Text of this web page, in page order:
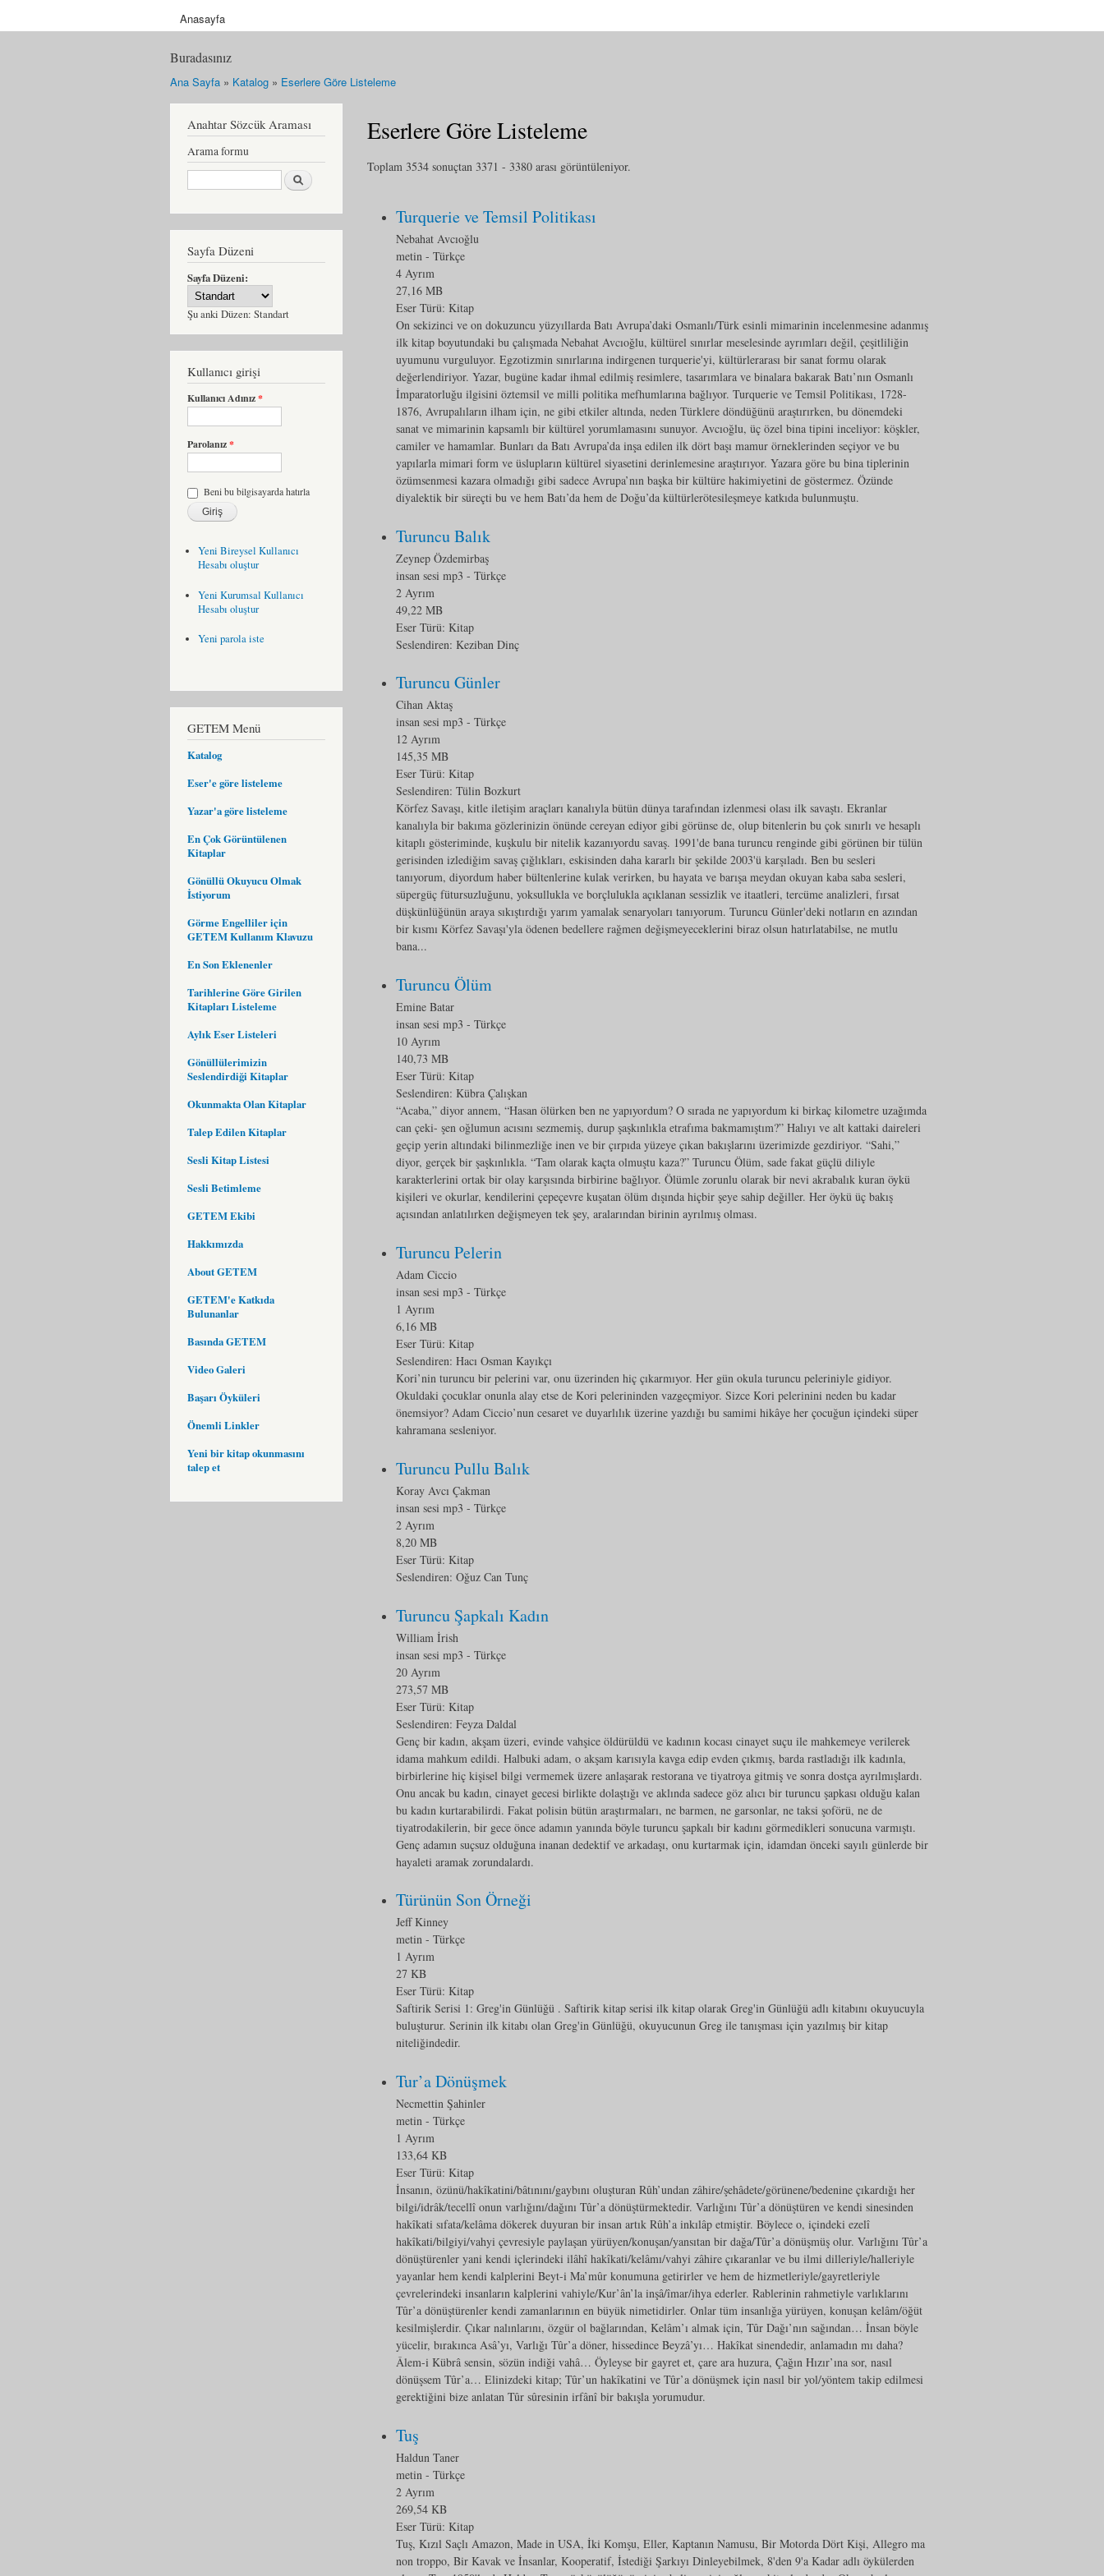
Anasayfa
Buradasınız
Ana Sayfa » Katalog » Eserlere Göre Listeleme
Anahtar Sözcük Araması
Arama formu
Ara
Sayfa Düzeni
Sayfa Düzeni:
Şu anki Düzen: Standart
Kullanıcı girişi
Kullanıcı Adınız*
Parolanız*
Beni bu bilgisayarda hatırla
Yeni Bireysel Kullanıcı
Hesabı oluştur
Yeni Kurumsal Kullanıcı
Hesabı oluştur
Yeni parola iste
GETEM Menü
Katalog
Eser'e göre listeleme
Yazar'a göre listeleme
En Çok Görüntülenen
Kitaplar
Gönüllü Okuyucu Olmak
İstiyorum
Görme Engelliler için
GETEM Kullanım Klavuzu
En Son Eklenenler
Tarihlerine Göre Girilen
Kitapları Listeleme
Aylık Eser Listeleri
Gönüllülerimizin
Seslendirdiği Kitaplar
Okunmakta Olan Kitaplar
Talep Edilen Kitaplar
Sesli Kitap Listesi
Sesli Betimleme
GETEM Ekibi
Hakkımızda
About GETEM
GETEM'e Katkıda
Bulunanlar
Basında GETEM
Video Galeri
Başarı Öyküleri
Önemli Linkler
Yeni bir kitap okunmasını
talep et
Eserlere Göre Listeleme
Toplam 3534 sonuçtan 3371 - 3380 arası görüntüleniyor.
Turquerie ve Temsil Politikası
Nebahat Avcıoğlu
metin - Türkçe
4 Ayrım
27,16 MB
Eser Türü: Kitap
On sekizinci ve on dokuzuncu yüzyıllarda Batı Avrupa’daki Osmanlı/Türk esinli mimarinin incelenmesine adanmış
ilk kitap boyutundaki bu çalışmada Nebahat Avcıoğlu, kültürel sınırlar meselesinde ayrımları değil, çeşitliliğin
uyumunu vurguluyor. Egzotizmin sınırlarına indirgenen turquerie'yi, kültürlerarası bir sanat formu olarak
değerlendiriyor. Yazar, bugüne kadar ihmal edilmiş resimlere, tasarımlara ve binalara bakarak Batı’nın Osmanlı
İmparatorluğu ilgisini öztemsil ve milli politika mefhumlarına bağlıyor. Turquerie ve Temsil Politikası, 1728-
1876, Avrupalıların ilham için, ne gibi etkiler altında, neden Türklere döndüğünü araştırırken, bu dönemdeki
sanat ve mimarinin kapsamlı bir kültürel yorumlamasını sunuyor. Avcıoğlu, üç özel bina tipini inceliyor: köşkler,
camiler ve hamamlar. Bunları da Batı Avrupa’da inşa edilen ilk dört başı mamur örneklerinden seçiyor ve bu
yapılarla mimari form ve üslupların kültürel siyasetini derinlemesine araştırıyor. Yazara göre bu bina tiplerinin
özümsenmesi kazara olmadığı gibi sadece Avrupa’nın başka bir kültüre hakimiyetini de göstermez. Özünde
diyalektik bir süreçti bu ve hem Batı’da hem de Doğu’da kültürlerötesileşmeye katkıda bulunmuştu.
Turuncu Balık
Zeynep Özdemirbaş
insan sesi mp3 - Türkçe
2 Ayrım
49,22 MB
Eser Türü: Kitap
Seslendiren: Keziban Dinç
Turuncu Günler
Cihan Aktaş
insan sesi mp3 - Türkçe
12 Ayrım
145,35 MB
Eser Türü: Kitap
Seslendiren: Tülin Bozkurt
Körfez Savaşı, kitle iletişim araçları kanalıyla bütün dünya tarafından izlenmesi olası ilk savaştı. Ekranlar
kanalıyla bir bakıma gözlerinizin önünde cereyan ediyor gibi görünse de, olup bitenlerin bu çok sınırlı ve hesaplı
kitaplı gösteriminde, kuşkulu bir nitelik kazanıyordu savaş. 1991'de bana turuncu renginde gibi görünen bir tülün
gerisinden izlediğim savaş çığlıkları, eskisinden daha kararlı bir şekilde 2003'ü karşıladı. Ben bu sesleri
tanıyorum, diyordum haber bültenlerine kulak verirken, bu hayata ve barışa meydan okuyan kaba saba sesleri,
süpergüç fütursuzluğunu, yoksullukla ve borçlulukla açıklanan sessizlik ve itaatleri, tercüme analizleri, fırsat
düşkünlüğünün araya sıkıştırdığı yarım yamalak senaryoları tanıyorum. Turuncu Günler'deki notların en azından
bir kısmı Körfez Savaşı'yla ödenen bedellere rağmen değişmeyeceklerini biraz olsun hatırlatabilse, ne mutlu
bana...
Turuncu Ölüm
Emine Batar
insan sesi mp3 - Türkçe
10 Ayrım
140,73 MB
Eser Türü: Kitap
Seslendiren: Kübra Çalışkan
“Acaba,” diyor annem, “Hasan ölürken ben ne yapıyordum? O sırada ne yapıyordum ki birkaç kilometre uzağımda
can çeki- şen oğlumun acısını sezmemiş, durup şaşkınlıkla etrafıma bakmamıştım?” Halıyı ve alt kattaki daireleri
geçip yerin altındaki bilinmezliğe inen ve bir çırpıda yüzeye çıkan bakışlarını üzerimizde gezdiriyor. “Sahi,”
diyor, gerçek bir şaşkınlıkla. “Tam olarak kaçta olmuştu kaza?” Turuncu Ölüm, sade fakat güçlü diliyle
karakterlerini ortak bir olay karşısında birbirine bağlıyor. Ölümle zorunlu olarak bir nevi akrabalık kuran öykü
kişileri ve okurlar, kendilerini çepeçevre kuşatan ölüm dışında hiçbir şeye sahip değiller. Her öykü üç bakış
açısından anlatılırken değişmeyen tek şey, aralarından birinin ayrılmış olması.
Turuncu Pelerin
Adam Ciccio
insan sesi mp3 - Türkçe
1 Ayrım
6,16 MB
Eser Türü: Kitap
Seslendiren: Hacı Osman Kayıkçı
Kori’nin turuncu bir pelerini var, onu üzerinden hiç çıkarmıyor. Her gün okula turuncu peleriniyle gidiyor.
Okuldaki çocuklar onunla alay etse de Kori pelerininden vazgeçmiyor. Sizce Kori pelerinini neden bu kadar
önemsiyor? Adam Ciccio’nun cesaret ve duyarlılık üzerine yazdığı bu samimi hikâye her çocuğun içindeki süper
kahramana sesleniyor.
Turuncu Pullu Balık
Koray Avcı Çakman
insan sesi mp3 - Türkçe
2 Ayrım
8,20 MB
Eser Türü: Kitap
Seslendiren: Oğuz Can Tunç
Turuncu Şapkalı Kadın
William İrish
insan sesi mp3 - Türkçe
20 Ayrım
273,57 MB
Eser Türü: Kitap
Seslendiren: Feyza Daldal
Genç bir kadın, akşam üzeri, evinde vahşice öldürüldü ve kadının kocası cinayet suçu ile mahkemeye verilerek
idama mahkum edildi. Halbuki adam, o akşam karısıyla kavga edip evden çıkmış, barda rastladığı ilk kadınla,
birbirlerine hiç kişisel bilgi vermemek üzere anlaşarak restorana ve tiyatroya gitmiş ve sonra dostça ayrılmışlardı.
Onu ancak bu kadın, cinayet gecesi birlikte dolaştığı ve aklında sadece göz alıcı bir turuncu şapkası olduğu kalan
bu kadın kurtarabilirdi. Fakat polisin bütün araştırmaları, ne barmen, ne garsonlar, ne taksi şoförü, ne de
tiyatrodakilerin, bir gece önce adamın yanında böyle turuncu şapkalı bir kadını görmedikleri sonucuna varmıştı.
Genç adamın suçsuz olduğuna inanan dedektif ve arkadaşı, onu kurtarmak için, idamdan önceki sayılı günlerde bir
hayaleti aramak zorundalardı.
Türünün Son Örneği
Jeff Kinney
metin - Türkçe
1 Ayrım
27 KB
Eser Türü: Kitap
Saftirik Serisi 1: Greg'in Günlüğü . Saftirik kitap serisi ilk kitap olarak Greg'in Günlüğü adlı kitabını okuyucuyla
buluşturur. Serinin ilk kitabı olan Greg'in Günlüğü, okuyucunun Greg ile tanışması için yazılmış bir kitap
niteliğindedir.
Tur’a Dönüşmek
Necmettin Şahinler
metin - Türkçe
1 Ayrım
133,64 KB
Eser Türü: Kitap
İnsanın, özünü/hakîkatini/bâtınını/gaybını oluşturan Rûh’undan zâhire/şehâdete/görünene/bedenine çıkardığı her
bilgi/idrâk/tecellî onun varlığını/dağını Tûr’a dönüştürmektedir. Varlığını Tûr’a dönüştüren ve kendi sinesinden
hakîkati sıfata/kelâma dökerek duyuran bir insan artık Rûh’a inkılâp etmiştir. Böylece o, içindeki ezelî
hakîkati/bilgiyi/vahyi çevresiyle paylaşan yürüyen/konuşan/yansıtan bir dağa/Tûr’a dönüşmüş olur. Varlığını Tûr’a
dönüştürenler yani kendi içlerindeki ilâhî hakîkati/kelâmı/vahyi zâhire çıkaranlar ve bu ilmi dilleriyle/halleriyle
yayanlar hem kendi kalplerini Beyt-i Ma’mûr konumuna getirirler ve hem de hizmetleriyle/gayretleriyle
çevrelerindeki insanların kalplerini vahiyle/Kur’ân’la inşâ/îmar/ihya ederler. Rablerinin rahmetiyle varlıklarını
Tûr’a dönüştürenler kendi zamanlarının en büyük nimetidirler. Onlar tüm insanlığa yürüyen, konuşan kelâm/öğüt
kesilmişlerdir. Çıkar nalınlarını, özgür ol bağlarından, Kelâm’ı almak için, Tûr Dağı’nın sağından… İnsan böyle
yücelir, bırakınca Asâ’yı, Varlığı Tûr’a döner, hissedince Beyzâ’yı… Hakîkat sinendedir, anlamadın mı daha?
Âlem-i Kübrâ sensin, sözün indiği vahâ… Öyleyse bir gayret et, çare ara huzura, Çağın Hızır’ına sor, nasıl
dönüşsem Tûr’a… Elinizdeki kitap; Tûr’un hakîkatini ve Tûr’a dönüşmek için nasıl bir yol/yöntem takip edilmesi
gerektiğini bize anlatan Tûr sûresinin irfânî bir bakışla yorumudur.
Tuş
Haldun Taner
metin - Türkçe
2 Ayrım
269,54 KB
Eser Türü: Kitap
Tuş, Kızıl Saçlı Amazon, Made in USA, İki Komşu, Eller, Kaptanın Namusu, Bir Motorda Dört Kişi, Allegro ma
non troppo, Bir Kavak ve İnsanlar, Kooperatif, İstediği Şarkıyı Dinleyebilmek, 8'den 9'a Kadar adlı öykülerden